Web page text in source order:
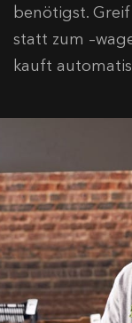
benötigst.
statt zum
kauft